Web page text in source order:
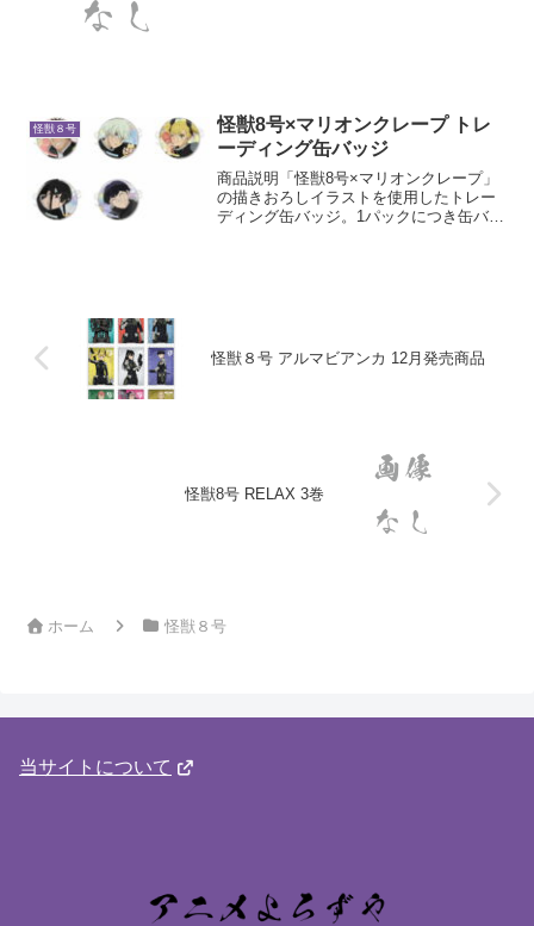
怪獣８号
怪獣8号×マリオンクレープ トレ
ーディング缶バッジ
商品説明「怪獣8号×マリオンクレープ」
の描きおろしイラストを使用したトレー
ディング缶バッジ。1パックにつき缶バッ
怪獣８号 アルマビアンカ 12月発売商品
怪獣8号 RELAX 3巻
ホーム 怪獣８号
当サイトについて